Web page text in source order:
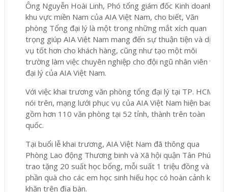
Ông Nguyễn Hoài Linh, Phó tổng giám đốc Kinh doanh
khu vực miền Nam của AIA Việt Nam, cho biết, Văn
phòng Tổng đại lý là một trong những mắt xích quan
trọng giúp AIA Việt Nam mang đến sự thuận tiện và dịch
vụ tốt hơn cho khách hàng, cũng như tạo một môi
trường làm việc chuyên nghiệp cho đội ngũ nhân viên và
đại lý của AIA Việt Nam.
Với việc khai trương văn phòng tổng đại lý tại TP. HCM
nói trên, mạng lưới phục vụ của AIA Việt Nam hiện bao
gồm hơn 110 văn phòng tại 52 tỉnh, thành trên toàn
quốc.
Tại buổi lễ khai trương, AIA Việt Nam đã thông qua
Phòng Lao động Thương binh và Xã hội quận Tân Phú
trao tặng 20 suất học bổng, mỗi suất 1 triệu đồng và 20
phần quà cho các em học sinh hiếu học có hoàn cảnh khó
khăn trên địa bàn.